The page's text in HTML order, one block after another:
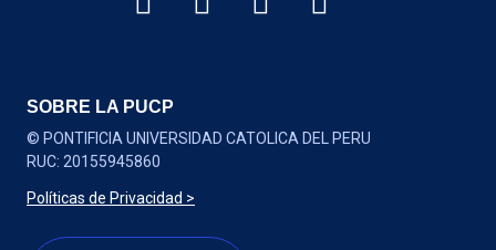
SOBRE LA PUCP
© PONTIFICIA UNIVERSIDAD CATOLICA DEL PERU
RUC: 20155945860
Políticas de Privacidad >